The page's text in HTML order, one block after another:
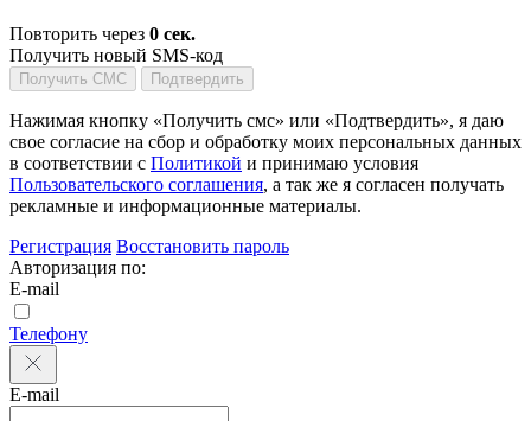
Повторить через 0 сек.
Получить новый SMS-код
Получить СМС Подтвердить
Нажимая кнопку «Получить смс» или «Подтвердить», я даю
свое согласие на сбор и обработку моих персональных данных
в соответствии с Политикой и принимаю условия
Пользовательского соглашения, а так же я согласен получать
рекламные и информационные материалы.
Регистрация Восстановить пароль
Авторизация по:
E-mail
Телефону
E-mail